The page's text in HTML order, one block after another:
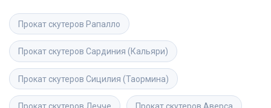
Прокат скутеров Рапалло
Прокат скутеров Сардиния (Кальяри)
Прокат скутеров Сицилия (Таормина)